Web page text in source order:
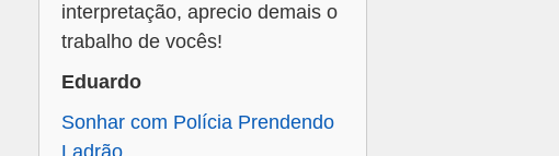
interpretação, aprecio demais o
trabalho de vocês!
Eduardo
Sonhar com Polícia Prendendo
Ladrão